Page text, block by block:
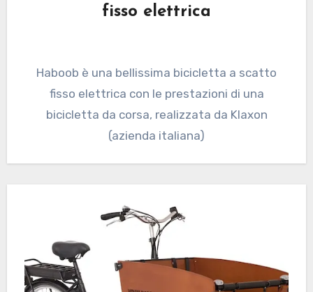
fisso elettrica
Haboob è una bellissima bicicletta a scatto
fisso elettrica con le prestazioni di una
bicicletta da corsa, realizzata da Klaxon
(azienda italiana)